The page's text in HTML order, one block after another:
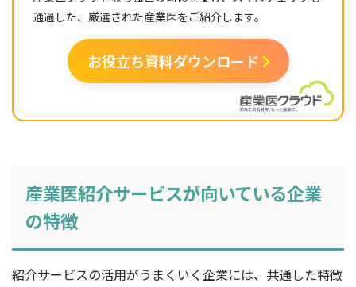
通過した、厳選された産業医をご紹介します。
お役立ち資料ダウンロード
産業医紹介サービスが向いている企業
の特徴
紹介サービスの活用がうまくいく企業には、共通した特徴